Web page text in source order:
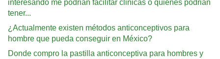
interesando me podrian facilitar clinicas o quienes podrian
tener...
¿Actualmente existen métodos anticonceptivos para
hombre que pueda conseguir en México?
Donde compro la pastilla anticonceptiva para hombres y